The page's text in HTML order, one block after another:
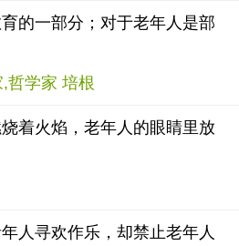
的一部分；对于老年人是部
哲学家 培根
着火焰，老年人的眼睛里放
人寻欢作乐，却禁止老年人